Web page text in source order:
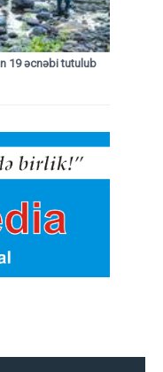
19 əcnəbi tutulub